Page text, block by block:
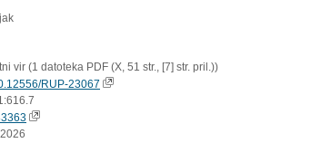
vir (1 datoteka PDF (X, 51 str., [7] str. pril.))
RUP-23067